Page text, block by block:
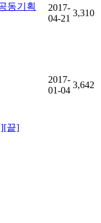
동기획
2017-
04-21
3,310
2017-
01-04
3,642
[끝]